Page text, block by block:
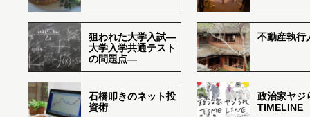
狙われた大学入試―
大学入学共通テスト
の問題点―
不動産執行
石橋叩きのネット投
資術
政治家ヤジ
TIMELINE